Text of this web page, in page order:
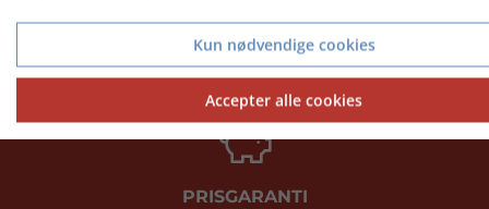
Telefon: 9717 5599
PRISGARANTI
Kun nødvendige cookies
Accepter alle cookies